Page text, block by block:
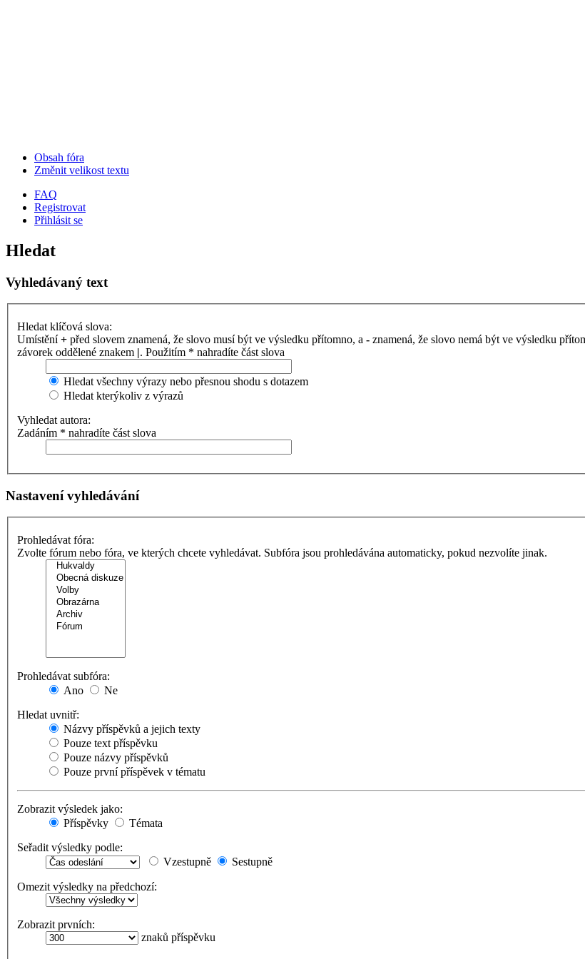
Obsah fóra
Změnit velikost textu
FAQ
Registrovat
Přihlásit se
Hledat
Vyhledávaný text
Hledat klíčová slova:
Umístění+ před slovem znamená, že slovo musí být ve výsledku přítomno, a - znamená, že slovo nemá být ve výsledku
závorek oddělené znakem |. Použitím * nahradíte část slova
Hledat všechny výrazy nebo přesnou shodu s dotazem
Hledat kterýkoliv z výrazů
Vyhledat autora:
Zadáním * nahradíte část slova
Nastavení vyhledávání
Prohledávat fóra:
Zvolte fórum nebo fóra, ve kterých chcete vyhledávat. Subfóra jsou prohledávána automaticky, pokud nezvolíte jinak.
Prohledávat subfóra:
Ano
Ne
Hledat uvnitř:
Názvy příspěvků a jejich texty
Pouze text příspěvku
Pouze názvy příspěvků
Pouze první příspěvek v tématu
Zobrazit výsledek jako:
Příspěvky
Témata
Seřadit výsledky podle:
Vzestupně
Sestupně
Omezit výsledky na předchozí:
Zobrazit prvních:
znaků příspěvku